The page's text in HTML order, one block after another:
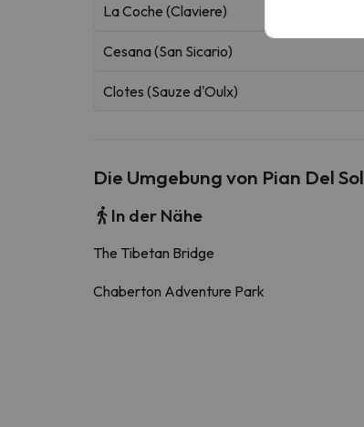
La Coche (Claviere)
Cesana (San Sicario)
Clotes (Sauze d'Oulx)
Die Umgebung von Pian Del
In der Nähe
The Tibetan Bridge
Chaberton Adventure Park